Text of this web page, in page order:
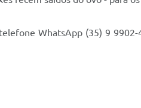
WhatsApp (35) 9